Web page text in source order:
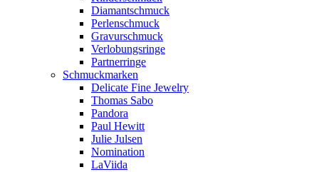
Diamantschmuck
Perlenschmuck
Gravurschmuck
Verlobungsringe
Partnerringe
Schmuckmarken
Delicate Fine Jewelry
Thomas Sabo
Pandora
Paul Hewitt
Julie Julsen
Nomination
LaViida